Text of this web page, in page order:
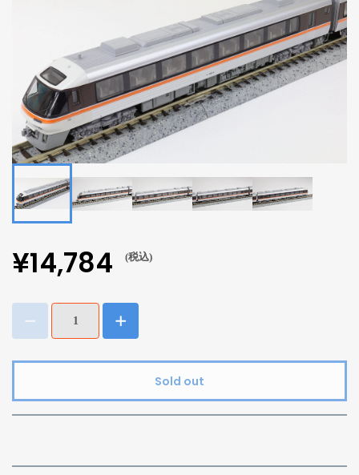
¥14,784 (税込)
Sold out